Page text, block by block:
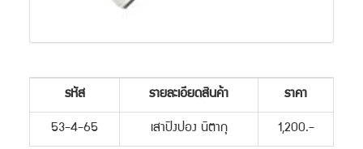
รหัส รายละเอียดสินค้า ราคา
53-4-65 เสาปิงปอง นิตากุ 1,200.-